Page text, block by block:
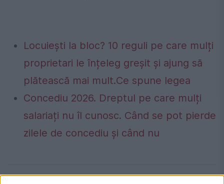
Locuiești la bloc? 10 reguli pe care mulți
proprietari le înțeleg greșit și ajung să
plătească mai mult.Ce spune legea
Concediu 2026. Dreptul pe care mulți
salariați nu îl cunosc. Când se pot pierde
zilele de concediu și când nu